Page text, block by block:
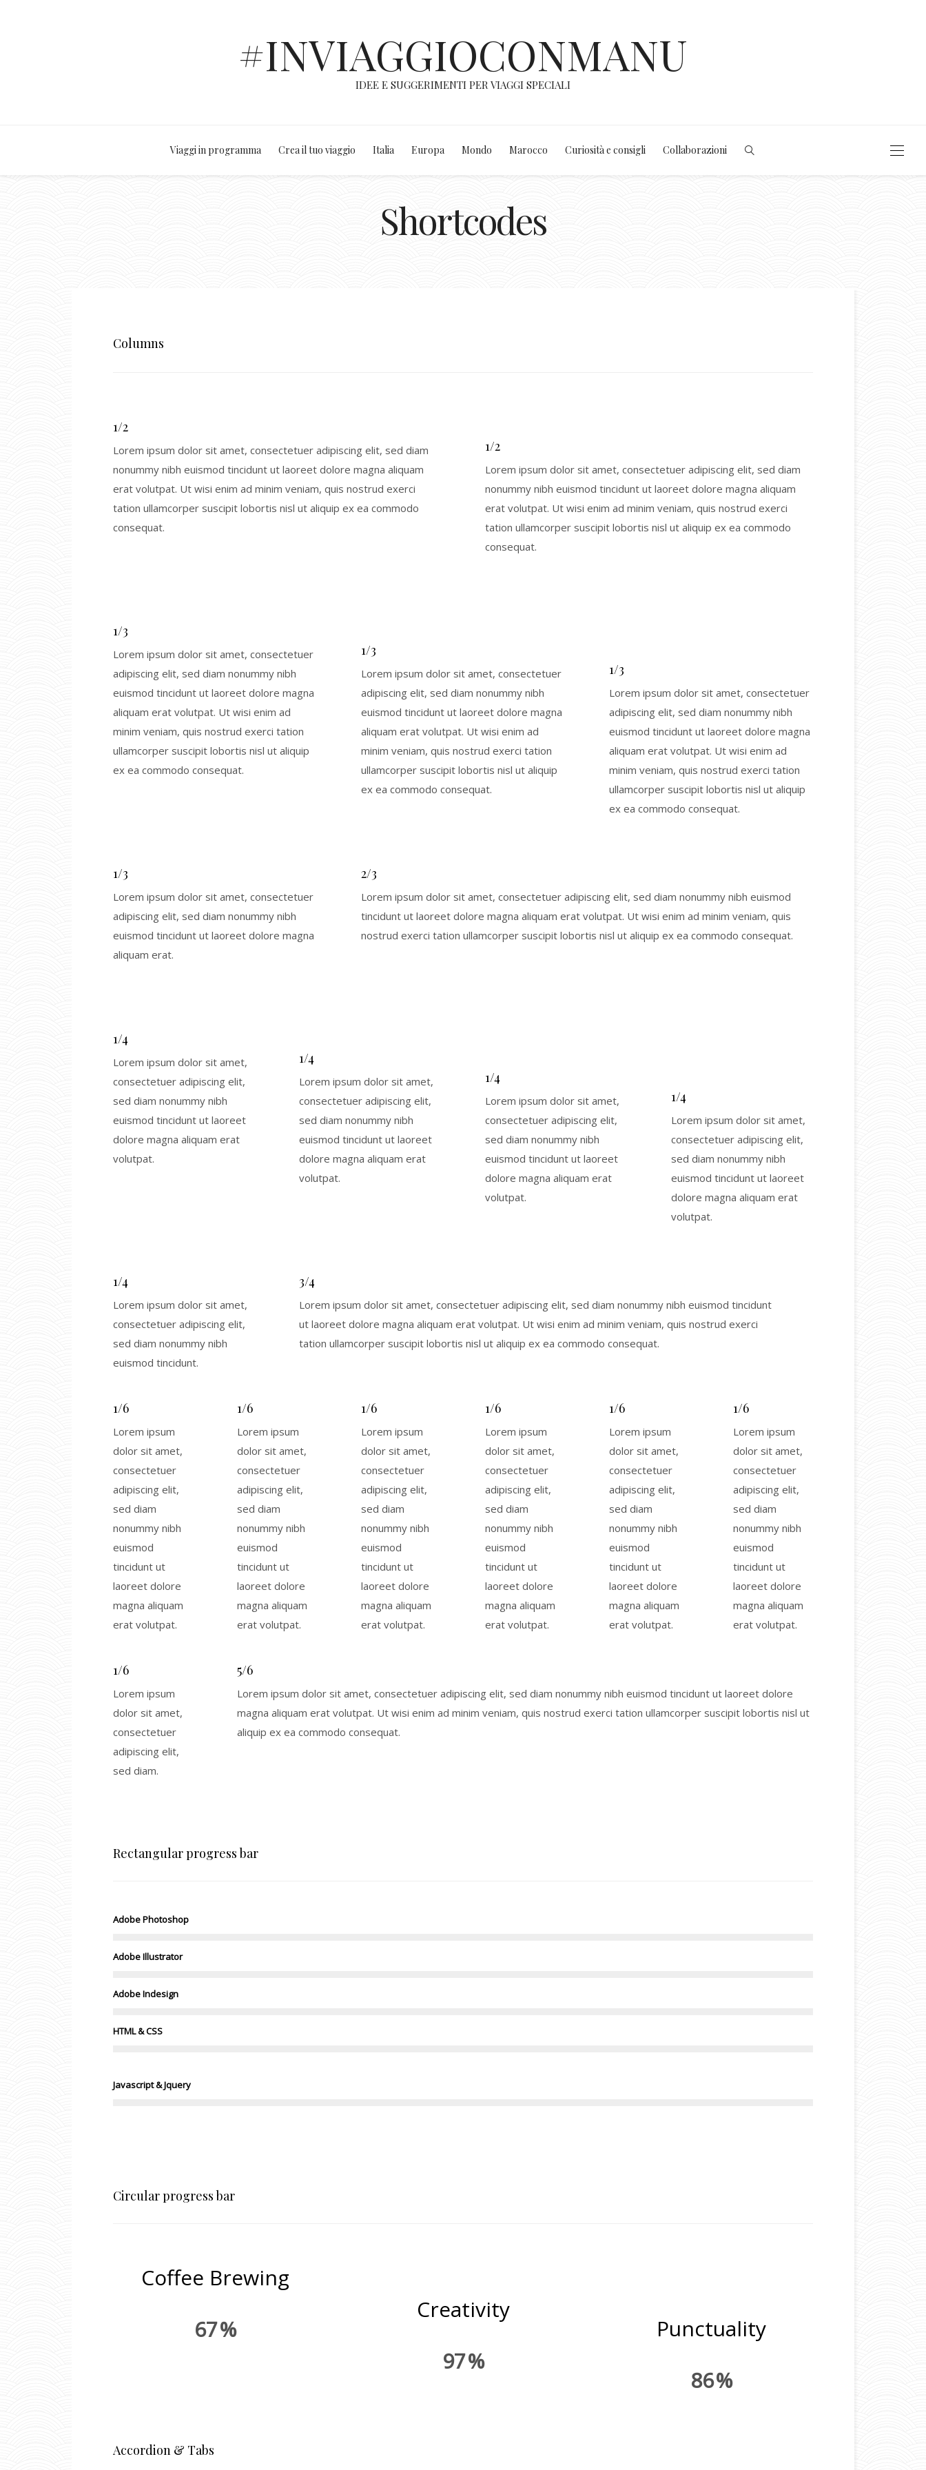
#INVIAGGIOCONMANU
IDEE E SUGGERIMENTI PER VIAGGI SPECIALI
Viaggi in programma Crea il tuo viaggio Italia Europa Mondo Marocco Curiosità e consigli Collaborazioni
Shortcodes
Columns
1/2
Lorem ipsum dolor sit amet, consectetuer adipiscing elit, sed diam
nonummy nibh euismod tincidunt ut laoreet dolore magna aliquam
erat volutpat. Ut wisi enim ad minim veniam, quis nostrud exerci
tation ullamcorper suscipit lobortis nisl ut aliquip ex ea commodo
consequat.
1/2
Lorem ipsum dolor sit amet, consectetuer adipiscing elit, sed diam
nonummy nibh euismod tincidunt ut laoreet dolore magna aliquam
erat volutpat. Ut wisi enim ad minim veniam, quis nostrud exerci
tation ullamcorper suscipit lobortis nisl ut aliquip ex ea commodo
consequat.
1/3
Lorem ipsum dolor sit amet, consectetuer
adipiscing elit, sed diam nonummy nibh
euismod tincidunt ut laoreet dolore magna
aliquam erat volutpat. Ut wisi enim ad
minim veniam, quis nostrud exerci tation
ullamcorper suscipit lobortis nisl ut aliquip
ex ea commodo consequat.
1/3
Lorem ipsum dolor sit amet, consectetuer
adipiscing elit, sed diam nonummy nibh
euismod tincidunt ut laoreet dolore magna
aliquam erat volutpat. Ut wisi enim ad
minim veniam, quis nostrud exerci tation
ullamcorper suscipit lobortis nisl ut aliquip
ex ea commodo consequat.
1/3
Lorem ipsum dolor sit amet, consectetuer
adipiscing elit, sed diam nonummy nibh
euismod tincidunt ut laoreet dolore magna
aliquam erat volutpat. Ut wisi enim ad
minim veniam, quis nostrud exerci tation
ullamcorper suscipit lobortis nisl ut aliquip
ex ea commodo consequat.
1/3
Lorem ipsum dolor sit amet, consectetuer
adipiscing elit, sed diam nonummy nibh
euismod tincidunt ut laoreet dolore magna
aliquam erat.
2/3
Lorem ipsum dolor sit amet, consectetuer adipiscing elit, sed diam nonummy nibh euismod
tincidunt ut laoreet dolore magna aliquam erat volutpat. Ut wisi enim ad minim veniam, quis
nostrud exerci tation ullamcorper suscipit lobortis nisl ut aliquip ex ea commodo consequat.
1/4
Lorem ipsum dolor sit amet,
consectetuer adipiscing elit,
sed diam nonummy nibh
euismod tincidunt ut laoreet
dolore magna aliquam erat
volutpat.
1/4
Lorem ipsum dolor sit amet,
consectetuer adipiscing elit,
sed diam nonummy nibh
euismod tincidunt ut laoreet
dolore magna aliquam erat
volutpat.
1/4
Lorem ipsum dolor sit amet,
consectetuer adipiscing elit,
sed diam nonummy nibh
euismod tincidunt ut laoreet
dolore magna aliquam erat
volutpat.
1/4
Lorem ipsum dolor sit amet,
consectetuer adipiscing elit,
sed diam nonummy nibh
euismod tincidunt ut laoreet
dolore magna aliquam erat
volutpat.
1/4
Lorem ipsum dolor sit amet,
consectetuer adipiscing elit,
sed diam nonummy nibh
euismod tincidunt.
3/4
Lorem ipsum dolor sit amet, consectetuer adipiscing elit, sed diam nonummy nibh euismod tincidunt
ut laoreet dolore magna aliquam erat volutpat. Ut wisi enim ad minim veniam, quis nostrud exerci
tation ullamcorper suscipit lobortis nisl ut aliquip ex ea commodo consequat.
1/6
Lorem ipsum
dolor sit amet,
consectetuer
adipiscing elit,
sed diam
nonummy nibh
euismod
tincidunt ut
laoreet dolore
magna aliquam
erat volutpat.
1/6
Lorem ipsum
dolor sit amet,
consectetuer
adipiscing elit,
sed diam
nonummy nibh
euismod
tincidunt ut
laoreet dolore
magna aliquam
erat volutpat.
1/6
Lorem ipsum
dolor sit amet,
consectetuer
adipiscing elit,
sed diam
nonummy nibh
euismod
tincidunt ut
laoreet dolore
magna aliquam
erat volutpat.
1/6
Lorem ipsum
dolor sit amet,
consectetuer
adipiscing elit,
sed diam
nonummy nibh
euismod
tincidunt ut
laoreet dolore
magna aliquam
erat volutpat.
1/6
Lorem ipsum
dolor sit amet,
consectetuer
adipiscing elit,
sed diam
nonummy nibh
euismod
tincidunt ut
laoreet dolore
magna aliquam
erat volutpat.
1/6
Lorem ipsum
dolor sit amet,
consectetuer
adipiscing elit,
sed diam
nonummy nibh
euismod
tincidunt ut
laoreet dolore
magna aliquam
erat volutpat.
1/6
Lorem ipsum
dolor sit amet,
consectetuer
adipiscing elit,
sed diam.
5/6
Lorem ipsum dolor sit amet, consectetuer adipiscing elit, sed diam nonummy nibh euismod tincidunt ut laoreet dolore
magna aliquam erat volutpat. Ut wisi enim ad minim veniam, quis nostrud exerci tation ullamcorper suscipit lobortis nisl ut
aliquip ex ea commodo consequat.
Rectangular progress bar
Adobe Photoshop
Adobe Illustrator
Adobe Indesign
HTML & CSS
Javascript & Jquery
Circular progress bar
67
Coffee Brewing
97
Creativity
86
Punctuality
Accordion & Tabs